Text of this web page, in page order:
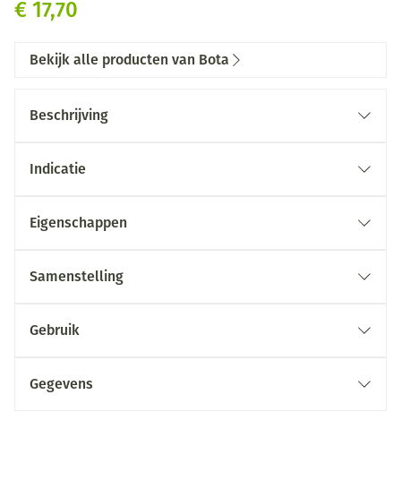
€ 17,70
Bekijk alle producten van Bota
Beschrijving
Indicatie
Eigenschappen
Samenstelling
Gebruik
Gegevens